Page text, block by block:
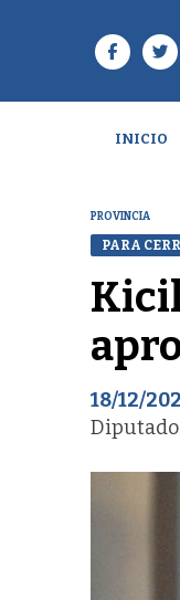
INICIO
PROVINCIA
PARA
18/12/